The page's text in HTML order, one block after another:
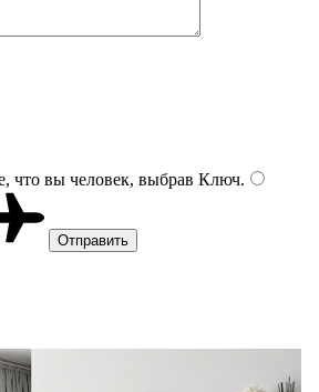
что вы человек, выбрав Ключ.